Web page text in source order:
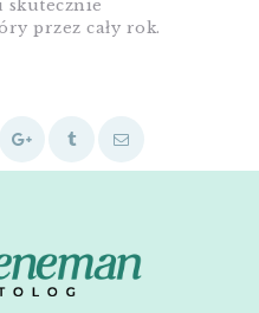
przez cały rok.